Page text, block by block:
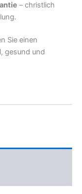
– christlich
Sie einen
gesund und